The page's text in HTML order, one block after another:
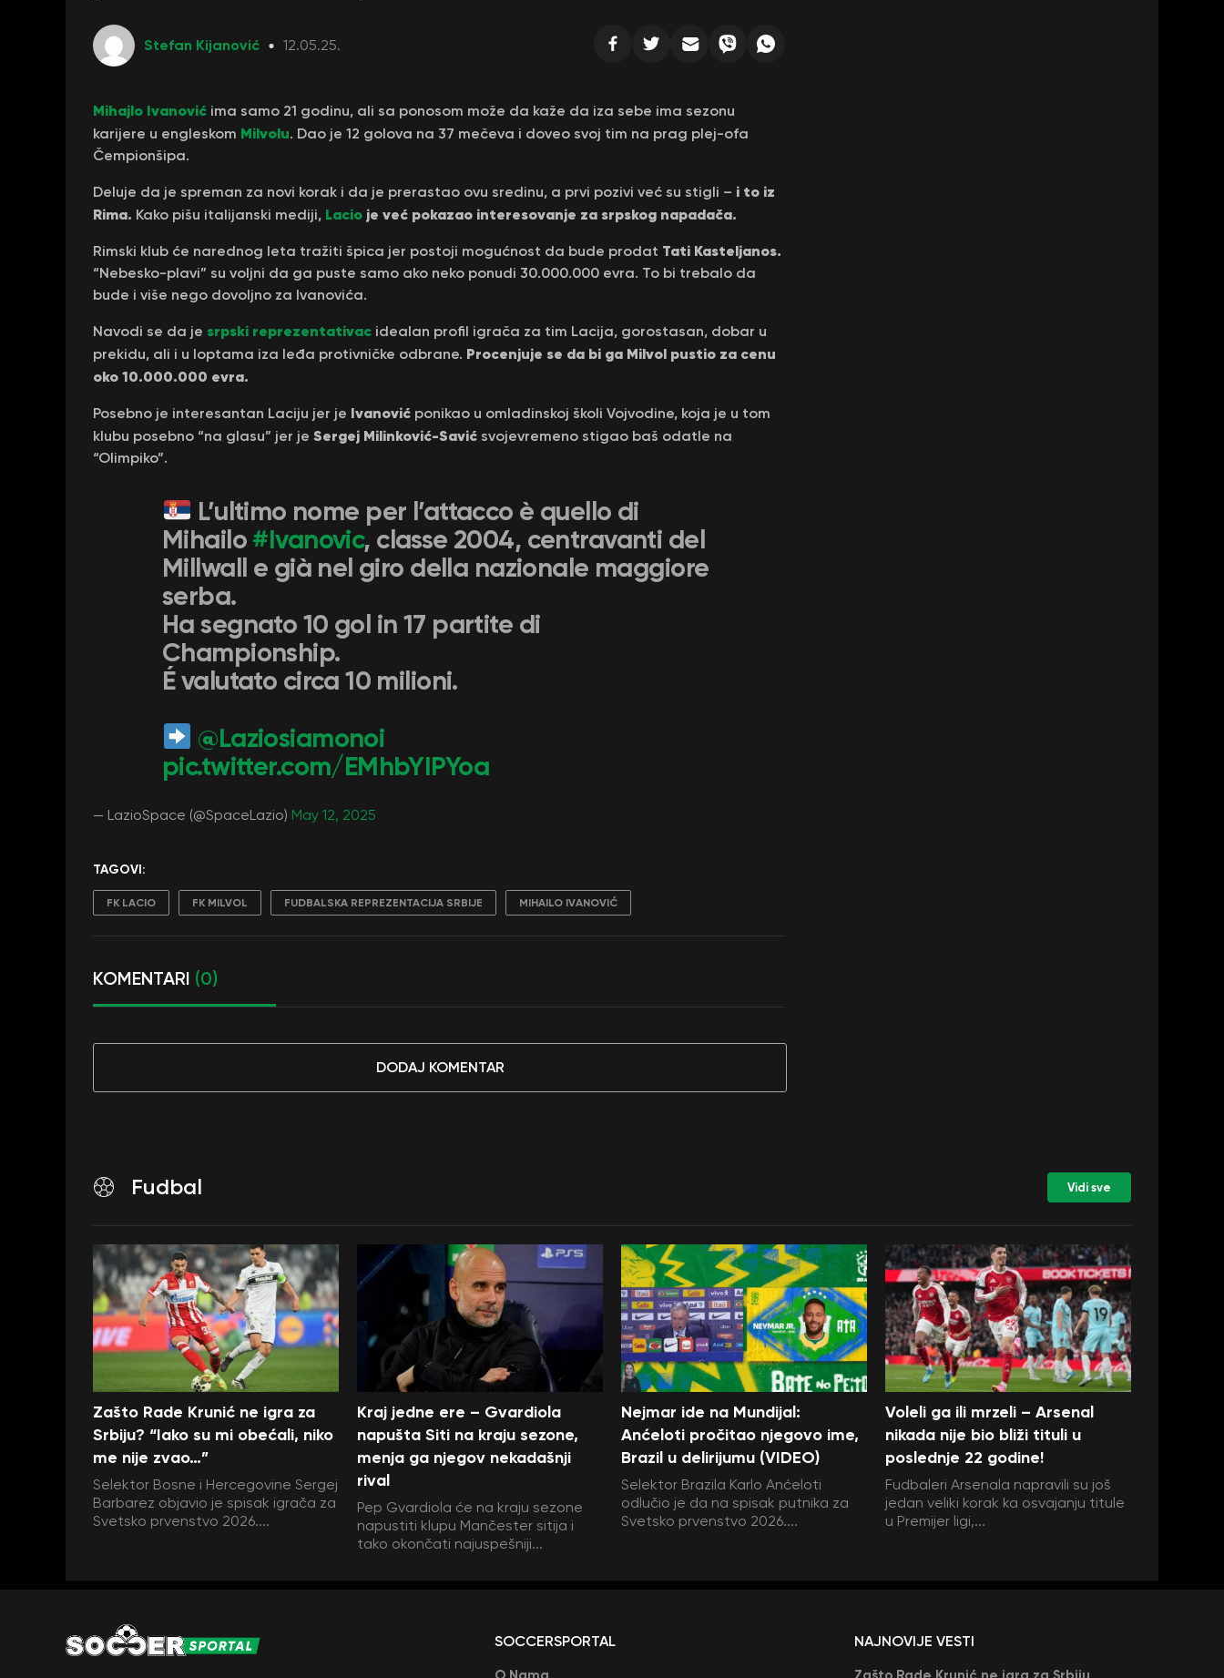
Stefan Kijanović 12.05.25.
Mihajlo Ivanović ima samo 21 godinu, ali sa ponosom može da kaže da iza sebe ima sezonu
karijere u engleskom Milvolu. Dao je 12 golova na 37 mečeva i doveo svoj tim na prag plej-ofa
Čempionšipa.
Deluje da je spreman za novi korak i da je prerastao ovu sredinu, a prvi pozivi već su stigli – i to iz
Rima. Kako pišu italijanski mediji, Lacio je već pokazao interesovanje za srpskog napadača.
Rimski klub će narednog leta tražiti špica jer postoji mogućnost da bude prodat Tati Kasteljanos.
“Nebesko-plavi” su voljni da ga puste samo ako neko ponudi 30.000.000 evra. To bi trebalo da
bude i više nego dovoljno za Ivanovića.
Navodi se da je srpski reprezentativac idealan profil igrača za tim Lacija, gorostasan, dobar u
prekidu, ali i u loptama iza leđa protivničke odbrane. Procenjuje se da bi ga Milvol pustio za cenu
oko 10.000.000 evra.
Posebno je interesantan Laciju jer je Ivanović ponikao u omladinskoj školi Vojvodine, koja je u tom
klubu posebno “na glasu” jer je Sergej Milinković-Savić svojevremeno stigao baš odatle na
“Olimpiko”.
L’ultimo nome per l’attacco è quello di
Mihailo#Ivanovic, classe 2004, centravanti del
Millwall e già nel giro della nazionale maggiore
serba.
Ha segnato 10 gol in 17 partite di
Championship.
É valutato circa 10 milioni.
@Laziosiamonoi
pic.twitter.com/EMhbYIPYoa
— LazioSpace (@SpaceLazio) May 12, 2025
TAGOVI:
FK LACIO FK MILVOL FUDBALSKA REPREZENTACIJA SRBIJE MIHAILO IVANOVIĆ
KOMENTARI (0)
DODAJ KOMENTAR
Fudbal Vidi sve
Zašto Rade Krunić ne igra za
Srbiju? “Iako su mi obećali, niko
me nije zvao…”
Selektor Bosne i Hercegovine Sergej
Barbarez objavio je spisak igrača za
Svetsko prvenstvo 2026....
Kraj jedne ere – Gvardiola
napušta Siti na kraju sezone,
menja ga njegov nekadašnji
rival
Pep Gvardiola će na kraju sezone
napustiti klupu Mančester sitija i
tako okončati najuspešniji...
Nejmar ide na Mundijal:
Anćeloti pročitao njegovo ime,
Brazil u delirijumu (VIDEO)
Selektor Brazila Karlo Anćeloti
odlučio je da na spisak putnika za
Svetsko prvenstvo 2026....
Voleli ga ili mrzeli – Arsenal
nikada nije bio bliži tituli u
poslednje 22 godine!
Fudbaleri Arsenala napravili su još
jedan veliki korak ka osvajanju titule
u Premijer ligi,...
SOCCERSPORTAL
NAJNOVIJE VESTI